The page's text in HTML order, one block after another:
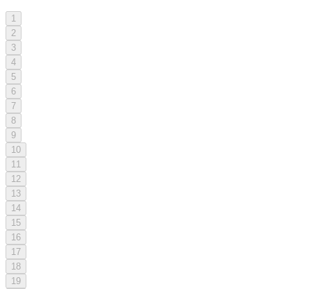
1
2
3
4
5
6
7
8
9
10
11
12
13
14
15
16
17
18
19